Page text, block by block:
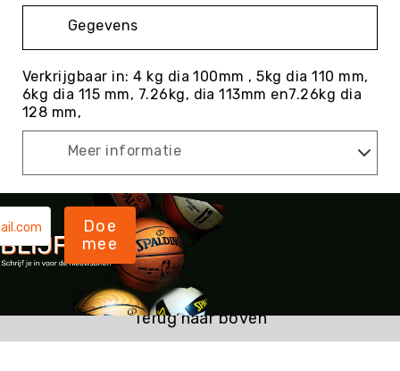
Hockey
Honk-
&
Softbal
Jeu
Boules
KanJam
Ball
&
Omnikin®
Klimmen
Korfbal
Knotshockey
Gegevens
Verkrijgbaar in: 4 kg dia 100mm , 5kg dia 110 mm,
6kg dia 115 mm, 7.26kg, dia 113mm en7.26kg dia
128 mm,
Meer informatie
Doe
mee
Terug naar boven